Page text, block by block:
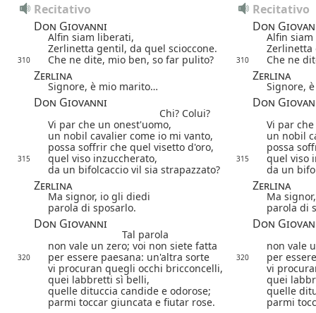
Recitativo
Recitativo
Don Giovanni
Don
Alfin siam liberati,
Alfin
Zerlinetta gentil, da quel scioccone.
Zerlinetta
310 Che ne dite, mio ben, so far pulito? 310 Che ne
Zerlina Zerlina
Signore, è mio marito… Signore,
Don Giovanni Don
Chi? Colui?
Vi par che un onest'uomo,
Vi par
un nobil cavalier come io mi vanto,
un nobil
possa soffrir che quel visetto d'oro,
possa
315 quel viso inzuccherato, 315
quel viso
da un bifolcaccio vil sia strapazzato?
da un
Zerlina Zerlina
Ma signor, io gli diedi
Ma
parola di sposarlo.
parola di
Don Giovanni Don
Tal parola
non vale un zero; voi non siete fatta
non vale
320 per essere paesana: un'altra sorte 320
per
vi procuran quegli occhi bricconcelli,
vi
quei labbretti sì belli,
quei
quelle dituccia candide e odorose;
quelle
parmi toccar giuncata e fiutar rose.
parmi